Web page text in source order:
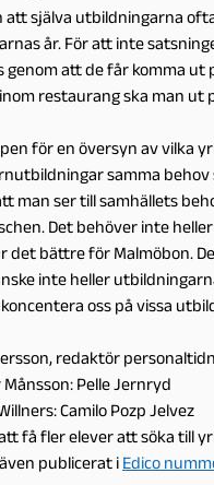
att själva utbildningarna
år. För att inte
genom att de får komma
restaurang ska man
för en översyn av vilka
samma behov
man ser till samhällets
Det behöver inte
det bättre för Malmöbon.
inte heller
oss på vissa
redaktör
Pelle Jernryd
Camilo Pozp Jelvez
få fler elever att söka till
publicerat i Edico